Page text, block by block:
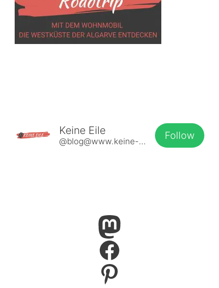
Keine Eile
@blog@www.keine-eile.de
Follow
Mastodon
Facebook
Pinterest